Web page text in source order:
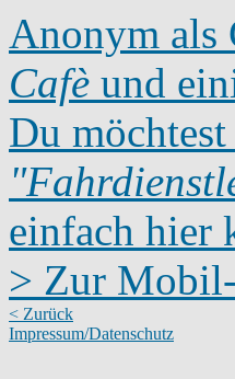
Anonym als
Cafè und
Du
einfach hier
> Zur
< Zurück
Impressum/Datenschutz